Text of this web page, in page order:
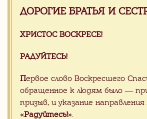
Апрель 2025,
предчувствие…..
Апрель 2025,
предчувствие…..
ДОРОГИЕ БРАТЬЯ И
ХРИСТОС ВОСКРЕСЕ!
РАДУЙТЕСЬ!
Первое слово Воскресшего
обращенное к людям было —
призыв, и указание направления
«Радуйтесь!».